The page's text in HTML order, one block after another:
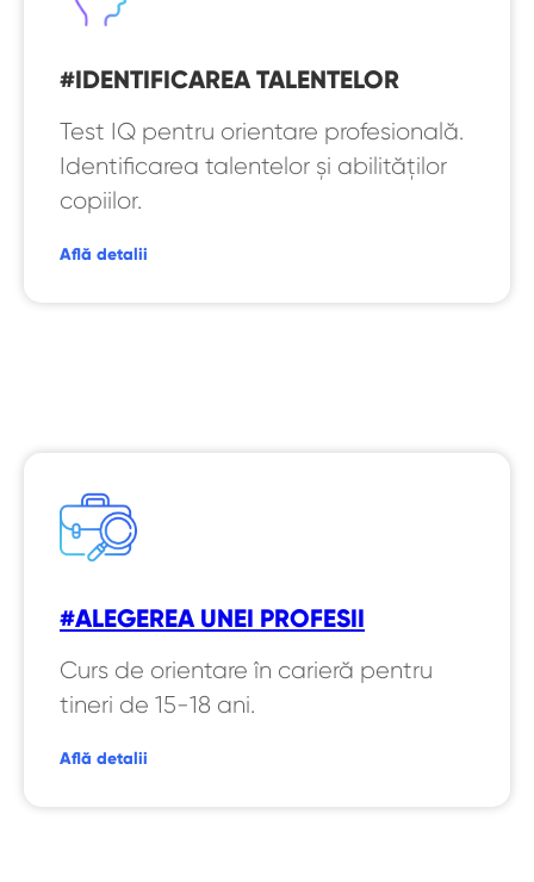
#IDENTIFICAREA TALENTELOR
Test IQ pentru orientare profesională.
Identificarea talentelor și abilităților
copiilor.
Află detalii
#ALEGEREA UNEI PROFESII
Curs de orientare în carieră pentru
tineri de 15-18 ani.
Află detalii